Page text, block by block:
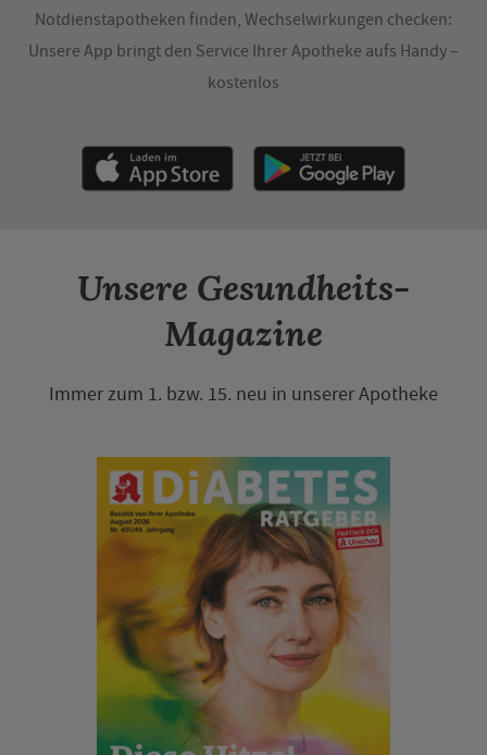
Notdienstapotheken finden, Wechselwirkungen checken:
Unsere App bringt den Service Ihrer Apotheke aufs Handy –
kostenlos
Unsere Gesundheits-
Magazine
Immer zum 1. bzw. 15. neu in unserer Apotheke